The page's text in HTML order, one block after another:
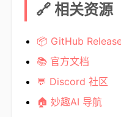
🔗 相关资源
📦 GitHub
📚 官方文档
💬 Discord 社区
🏠 妙趣AI 导航